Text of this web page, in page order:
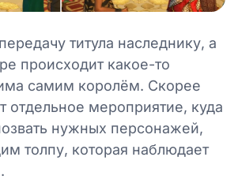
титула наследнику, а
происходит какое-то
самим королём. Скорее
отдельное мероприятие, куда
нужных персонажей,
толпу, которая наблюдает